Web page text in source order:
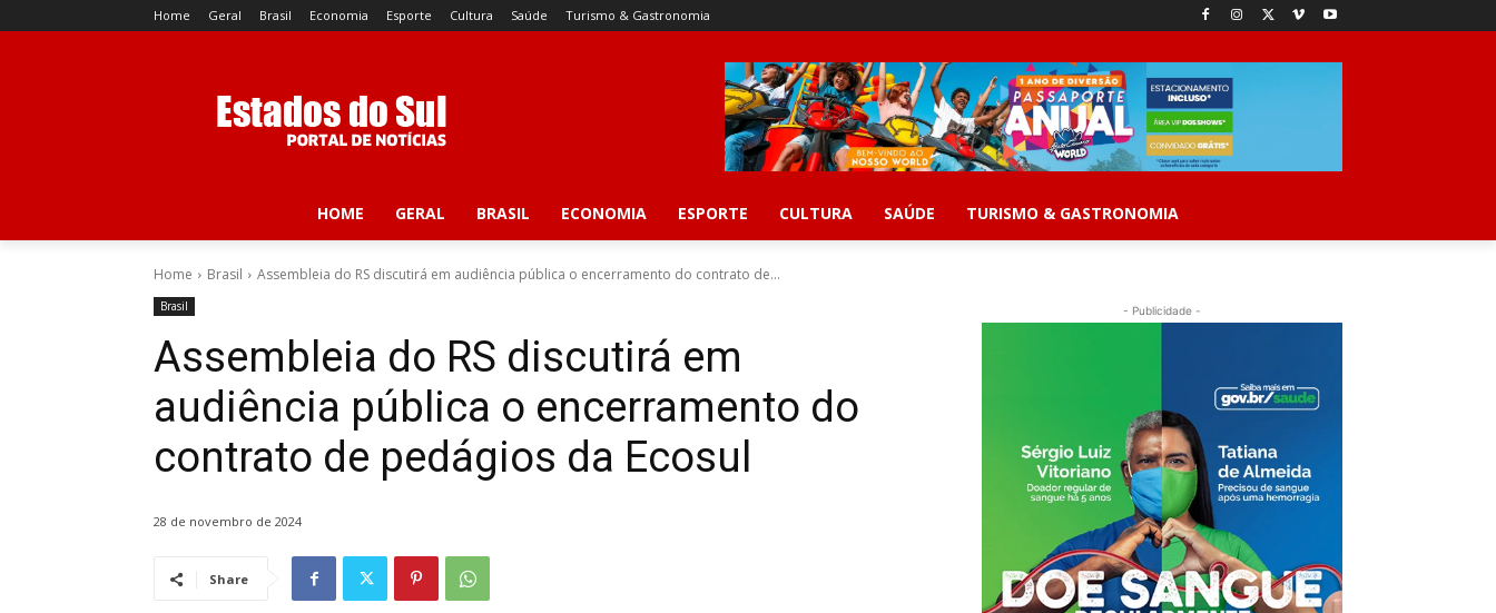
Home Geral Brasil Economia Esporte Cultura Saúde Turismo & Gastronomia
HOME GERAL BRASIL ECONOMIA ESPORTE CULTURA SAÚDE TURISMO & GASTRONOMIA
Home Brasil Assembleia do RS discutirá em audiência pública o encerramento do contrato de...
Brasil
Assembleia do RS discutirá em
audiência pública o encerramento do
contrato de pedágios da Ecosul
28 de novembro de 2024
Share
- Publicidade -